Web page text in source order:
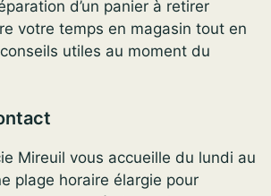
d’un panier à retirer
votre temps en magasin tout en
utiles au moment du
Mireuil vous accueille du lundi au
plage horaire élargie pour